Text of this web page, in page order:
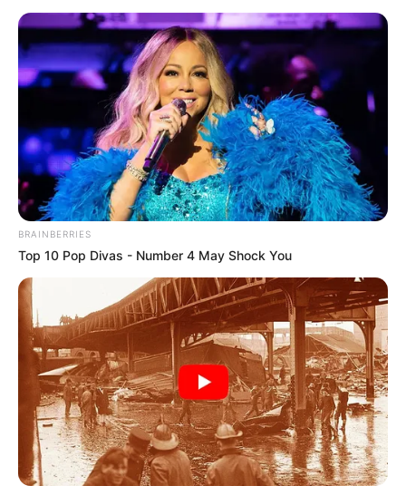
Πίσω στον Μεσαίωνα: Η ΕΕ
χωρίς φθηνό ηλεκτρικό
ρεύμα, διολισθαίνει στη
Οι ουκρανικές αντεπιθέσεις
και η ρωσική στρατηγική
που θυμίζει το Κουρσκ- Μια...
ΛΙΓΑ ΛΟΓΙΑ ΓΙΑ ΜΕΝΑ
Πέμπτη, 22 Οκτωβρίου 2020, 20:06
ΓΕΙΑ ΣΑΣ….ΚΑΛΩΣ ΗΛΘΑΤΕ ΣΤΗΝ ΙΣΤΟΣΕΛΙΔΑ...
BRAINBERRIES
Top 10 Pop Divas - Number 4 May Shock You